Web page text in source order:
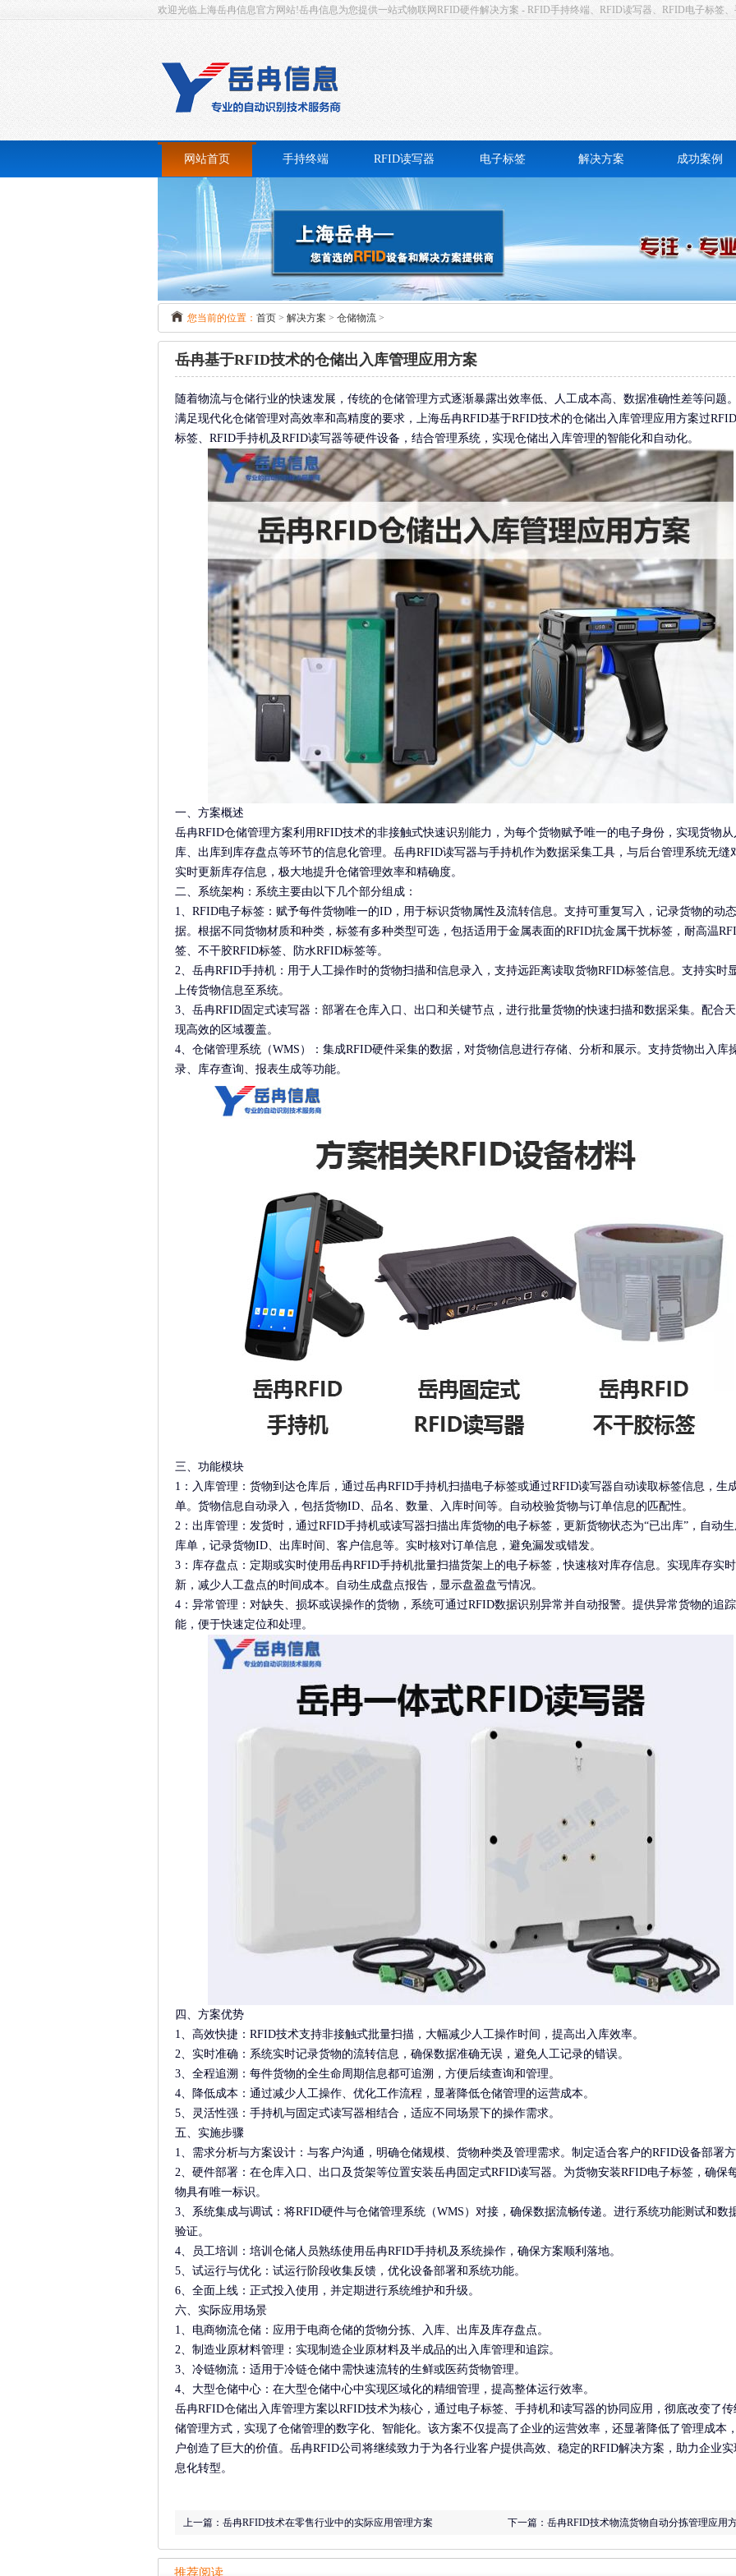
欢迎光临上海岳冉信息官方网站!岳冉信息为您提供一站式物联网RFID硬件解决方案 - RFID手持终端、RFID读写器、RFID电子标签、
网站首页 手持终端
RFID手持终端
条码扫描手持终端
指纹识别手持终端
身份证手持终端
打印手持终端
RFID读写器
高频RFID读写器
超高频RFID读写器
远距离UHF一体机
桌面式RFID读写器
电子标签
防撕易碎电子标签
抗金属电子标签
洗衣电子标签
耐高温电子标签
有源RFID标签
解决方案
设备巡检
档案管理
考勤签到
智能称重
成功案例
您当前的位置： 首页 > 解决方案 > 仓储物流 >
岳冉基于RFID技术的仓储出入库管理应用方案
随着物流与仓储行业的快速发展，传统的仓储管理方式逐渐暴露出效率低、人工成本高、数据准确性差等问题
满足现代化仓储管理对高效率和高精度的要求，上海岳冉RFID基于RFID技术的仓储出入库管理应用方案过
标签、RFID手持机及RFID读写器等硬件设备，结合管理系统，实现仓储出入库管理的智能化和自动化。
一、方案概述
岳冉RFID仓储管理方案利用RFID技术的非接触式快速识别能力，为每个货物赋予唯一的电子身份，实现货物从
库、出库到库存盘点等环节的信息化管理。岳冉RFID读写器与手持机作为数据采集工具，与后台管理系统无缝
实时更新库存信息，极大地提升仓储管理效率和精确度。
二、系统架构：系统主要由以下几个部分组成：
1、RFID电子标签：赋予每件货物唯一的ID，用于标识货物属性及流转信息。支持可重复写入，记录货物的动
据。根据不同货物材质和种类，标签有多种类型可选，包括适用于金属表面的RFID抗金属干扰标签，耐高温
签、不干胶RFID标签、防水RFID标签等。
2、岳冉RFID手持机：用于人工操作时的货物扫描和信息录入，支持远距离读取货物RFID标签信息。支持实时
上传货物信息至系统。
3、岳冉RFID固定式读写器：部署在仓库入口、出口和关键节点，进行批量货物的快速扫描和数据采集。配合
现高效的区域覆盖。
4、仓储管理系统（WMS）：集成RFID硬件采集的数据，对货物信息进行存储、分析和展示。支持货物出入库
录、库存查询、报表生成等功能。
三、功能模块
1：入库管理：货物到达仓库后，通过岳冉RFID手持机扫描电子标签或通过RFID读写器自动读取标签信息，生
单。货物信息自动录入，包括货物ID、品名、数量、入库时间等。自动校验货物与订单信息的匹配性。
2：出库管理：发货时，通过RFID手持机或读写器扫描出库货物的电子标签，更新货物状态为“已出库”，自动生
库单，记录货物ID、出库时间、客户信息等。实时核对订单信息，避免漏发或错发。
3：库存盘点：定期或实时使用岳冉RFID手持机批量扫描货架上的电子标签，快速核对库存信息。实现库存实
新，减少人工盘点的时间成本。自动生成盘点报告，显示盘盈盘亏情况。
4：异常管理：对缺失、损坏或误操作的货物，系统可通过RFID数据识别异常并自动报警。提供异常货物的追
能，便于快速定位和处理。
四、方案优势
1、高效快捷：RFID技术支持非接触式批量扫描，大幅减少人工操作时间，提高出入库效率。
2、实时准确：系统实时记录货物的流转信息，确保数据准确无误，避免人工记录的错误。
3、全程追溯：每件货物的全生命周期信息都可追溯，方便后续查询和管理。
4、降低成本：通过减少人工操作、优化工作流程，显著降低仓储管理的运营成本。
5、灵活性强：手持机与固定式读写器相结合，适应不同场景下的操作需求。
五、实施步骤
1、需求分析与方案设计：与客户沟通，明确仓储规模、货物种类及管理需求。制定适合客户的RFID设备部署方
2、硬件部署：在仓库入口、出口及货架等位置安装岳冉固定式RFID读写器。为货物安装RFID电子标签，确保
物具有唯一标识。
3、系统集成与调试：将RFID硬件与仓储管理系统（WMS）对接，确保数据流畅传递。进行系统功能测试和数
验证。
4、员工培训：培训仓储人员熟练使用岳冉RFID手持机及系统操作，确保方案顺利落地。
5、试运行与优化：试运行阶段收集反馈，优化设备部署和系统功能。
6、全面上线：正式投入使用，并定期进行系统维护和升级。
六、实际应用场景
1、电商物流仓储：应用于电商仓储的货物分拣、入库、出库及库存盘点。
2、制造业原材料管理：实现制造企业原材料及半成品的出入库管理和追踪。
3、冷链物流：适用于冷链仓储中需快速流转的生鲜或医药货物管理。
4、大型仓储中心：在大型仓储中心中实现区域化的精细管理，提高整体运行效率。
岳冉RFID仓储出入库管理方案以RFID技术为核心，通过电子标签、手持机和读写器的协同应用，彻底改变了传
储管理方式，实现了仓储管理的数字化、智能化。该方案不仅提高了企业的运营效率，还显著降低了管理成本
户创造了巨大的价值。岳冉RFID公司将继续致力于为各行业客户提供高效、稳定的RFID解决方案，助力企业实
息化转型。
下一篇： 岳冉RFID技术物流货物自动分拣管理应用
上一篇： 岳冉RFID技术在零售行业中的实际应用管理方案
推荐阅读